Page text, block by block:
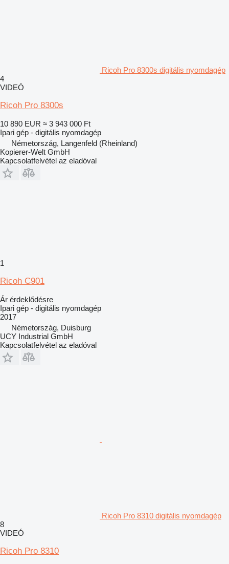
Ricoh Pro 8300s digitális nyomdagép
4
VIDEÓ
Ricoh Pro 8300s
10 890 EUR ≈ 3 943 000 Ft
Ipari gép - digitális nyomdagép
Németország, Langenfeld (Rheinland)
Kopierer-Welt GmbH
Kapcsolatfelvétel az eladóval
1
Ricoh C901
Ár érdeklődésre
Ipari gép - digitális nyomdagép
2017
Németország, Duisburg
UCY Industrial GmbH
Kapcsolatfelvétel az eladóval
Ricoh Pro 8310 digitális nyomdagép
8
VIDEÓ
Ricoh Pro 8310